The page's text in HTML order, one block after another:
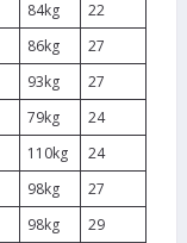
84kg
22
86kg
27
93kg
27
79kg
24
110kg
24
98kg
27
98kg
29